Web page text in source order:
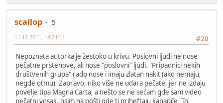
scallop
5
#20
11-12-2011, 14:21:11
Nepoznata autorka je žestoko u krivu. Poslovni ljudi ne nose
pečatne prstenove, ali nose "poslovni" ljudi. "Pripadnici nekih
društvenih grupa" rado nose i imaju zlatan nakit (ako nemaju,
negde otmu). Zapravo, niko više ne udara pečate, jer ne izdaju
povelje tipa Magna Carta, a nešto se ne sećam gde sam video
pečatni vosak, osim na pošti gde ti priheftaju kanapče. To